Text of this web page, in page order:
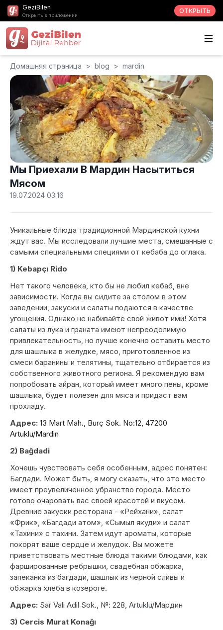
GeziBilen
Открыть в приложении
ОТКРЫТЬ
Домашняя страница > blog > mardin
Мы Приехали В Мардин Насытиться
Мясом
19.07.2024 03:16
Уникальные блюда традиционной Мардинской кухни
ждут вас. Мы исследовали лучшие места, смешанные с
самыми специальными специями от кебаба до оглака.
1) Kebapçı Rido
Нет такого человека, кто бы не любил кебаб, вне
зависимости. Когда вы сидите за столом в этом
заведении, закуски и салаты подаются в качестве
угощения. Однако не набивайте свой живот ими! Хотя
салаты из лука и граната имеют непреодолимую
привлекательность, но лучше конечно оставить место
для шашлыка в желудке, мясо, приготовленное из
смеси баранины и телятины, тщательно отбирается из
собственного животного региона. Я рекомендую вам
попробовать айран, который имеет много пены, кроме
шашлыка, будет полезен для мяса и придаст вам
прохладу.
Адрес: 13 Mart Mah., Burç Sok. No:12, 47200
Artuklu/Mardin
2) Bağdadi
Хочешь чувствовать себя особенным, адрес понятен:
Багдади. Может быть, я могу сказать, что это место
имеет преувеличенное убранство города. Место
готово очаровать вас своей красотой и вкусом.
Древние закуски ресторана - «Рейхани», салат
«Фрик», «Багдади атом», «Сымыл якуди» и салат
«Тахини» с тахини. Затем идут ароматы, которые
покорят ваше сердце и желудок. Вы можете
приветствовать местные блюда такими блюдами, как
фаршированные ребрышки, свадебная обжарка,
запеканка из багдади, шашлык из черной сливы и
обжарка хлеба в козероге.
Адрес: Sar Vali Adil Sok., №: 228, Artuklu/Мардин
3) Cercis Murat Konağı